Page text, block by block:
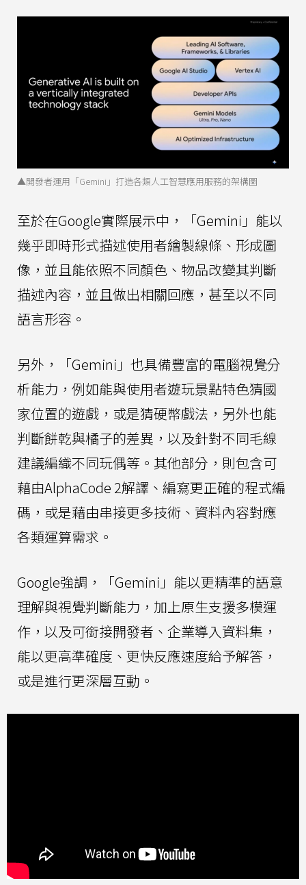
▲開發者運用「Gemini」打造各類人工智慧應用服務的架構圖
至於在Google實際展示中，「Gemini」能以
幾乎即時形式描述使用者繪製線條、形成圖
像，並且能依照不同顏色、物品改變其判斷
描述內容，並且做出相關回應，甚至以不同
語言形容。
另外，「Gemini」也具備豐富的電腦視覺分
析能力，例如能與使用者遊玩景點特色猜國
家位置的遊戲，或是猜硬幣戲法，另外也能
判斷餅乾與橘子的差異，以及針對不同毛線
建議編織不同玩偶等。其他部分，則包含可
藉由AlphaCode 2解譯、編寫更正確的程式編
碼，或是藉由串接更多技術、資料內容對應
各類運算需求。
Google強調，「Gemini」能以更精準的語意
理解與視覺判斷能力，加上原生支援多模運
作，以及可銜接開發者、企業導入資料集，
能以更高準確度、更快反應速度給予解答，
或是進行更深層互動。